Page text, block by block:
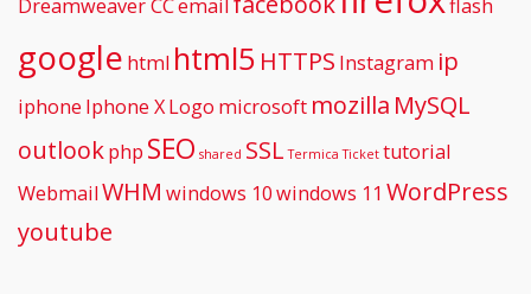
Dreamweaver CCemail flash
google html html5 HTTPS Instagram ip
iphone Iphone XLogo microsoft mozilla MySQL
outlookphp SEO shared SSL Termica Ticket tutorial
WebmailWHM windows 10windows 11 WordPress
youtube